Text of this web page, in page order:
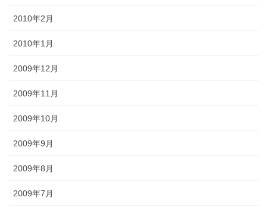
2010年2月
2010年1月
2009年12月
2009年11月
2009年10月
2009年9月
2009年8月
2009年7月